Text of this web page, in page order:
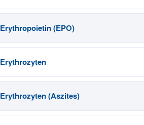
Erythropoietin (EPO)
Erythrozyten
Erythrozyten (Aszites)